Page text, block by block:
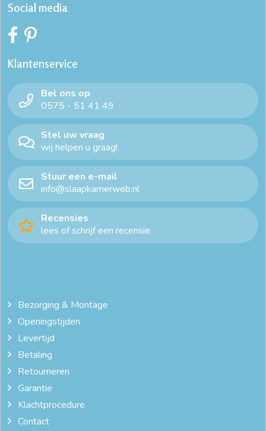
Social media
Klantenservice
Bel ons op
0575 - 51 41 49
Stel uw vraag
wij helpen u graag!
Stuur een e-mail
info@slaapkamerweb.nl
Recensies
lees of schrijf een recensie
Bezorging & Montage
Openingstijden
Levertijd
Betaling
Retourneren
Garantie
Klachtprocedure
Contact